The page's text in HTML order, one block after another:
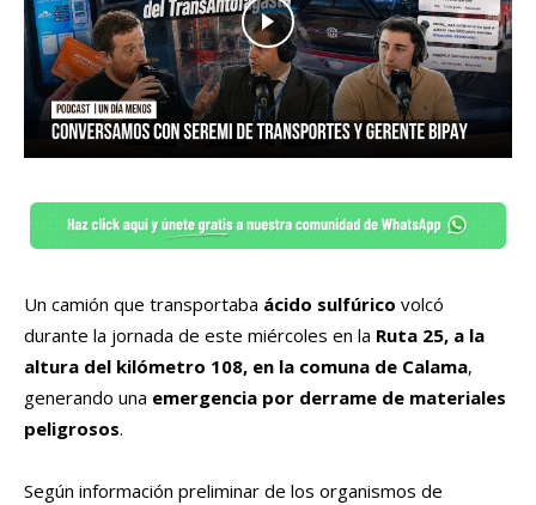
Un camión que transportaba ácido sulfúrico volcó
durante la jornada de este miércoles en la Ruta 25, a la
altura del kilómetro 108, en la comuna de Calama,
generando una emergencia por derrame de materiales
peligrosos.
Según información preliminar de los organismos de